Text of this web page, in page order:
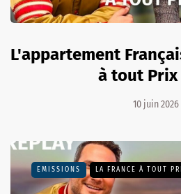
L'appartement
à tout Prix
10 juin 2026
EMISSIONS LA FRANCE À TOUT